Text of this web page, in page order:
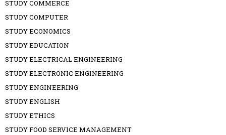
STUDY COMMERCE
STUDY COMPUTER
STUDY ECONOMICS
STUDY EDUCATION
STUDY ELECTRICAL ENGINEERING
STUDY ELECTRONIC ENGINEERING
STUDY ENGINEERING
STUDY ENGLISH
STUDY ETHICS
STUDY FOOD SERVICE MANAGEMENT